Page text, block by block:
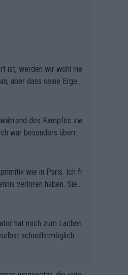
ist, werden wir wohl nie
aber dass seine Ergeb
des Kampfes zw
war besonders überras
wie in Paris. Ich fr
verloren haben. Sie s
hat mich zum Lachen
schnellstmöglich na